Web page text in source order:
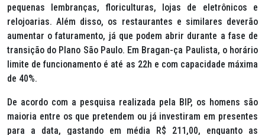
pequenas lembranças, floriculturas, lojas de eletrônicos e
relojoarias. Além disso, os restaurantes e similares deverão
aumentar o faturamento, já que podem abrir durante a fase de
transição do Plano São Paulo. Em Bragan-ça Paulista, o horário
limite de funcionamento é até as 22h e com capacidade máxima
de 40%.
De acordo com a pesquisa realizada pela BIP, os homens são
maioria entre os que pretendem ou já investiram em presentes
para a data, gastando em média R$ 211,00, enquanto as